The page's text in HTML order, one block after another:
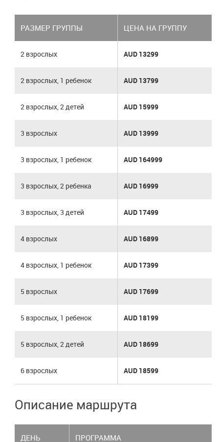
РАЗМЕР ГРУППЫ ЦЕНА НА ГРУППУ
2 взрослых AUD 13299
2 взрослых, 1 ребенок AUD 13799
2 взрослых, 2 детей AUD 15999
3 взрослых AUD 13999
3 взрослых, 1 ребенок AUD 164999
3 взрослых, 2 ребенка AUD 16999
3 взрослых, 3 детей AUD 17499
4 взрослых AUD 16899
4 взрослых, 1 ребенок AUD 17399
5 взрослых AUD 17699
5 взрослых, 1 ребенок AUD 18199
5 взрослых, 2 детей AUD 18699
6 взрослых AUD 18599
Описание маршрута
ДЕНЬ ПРОГРАММА